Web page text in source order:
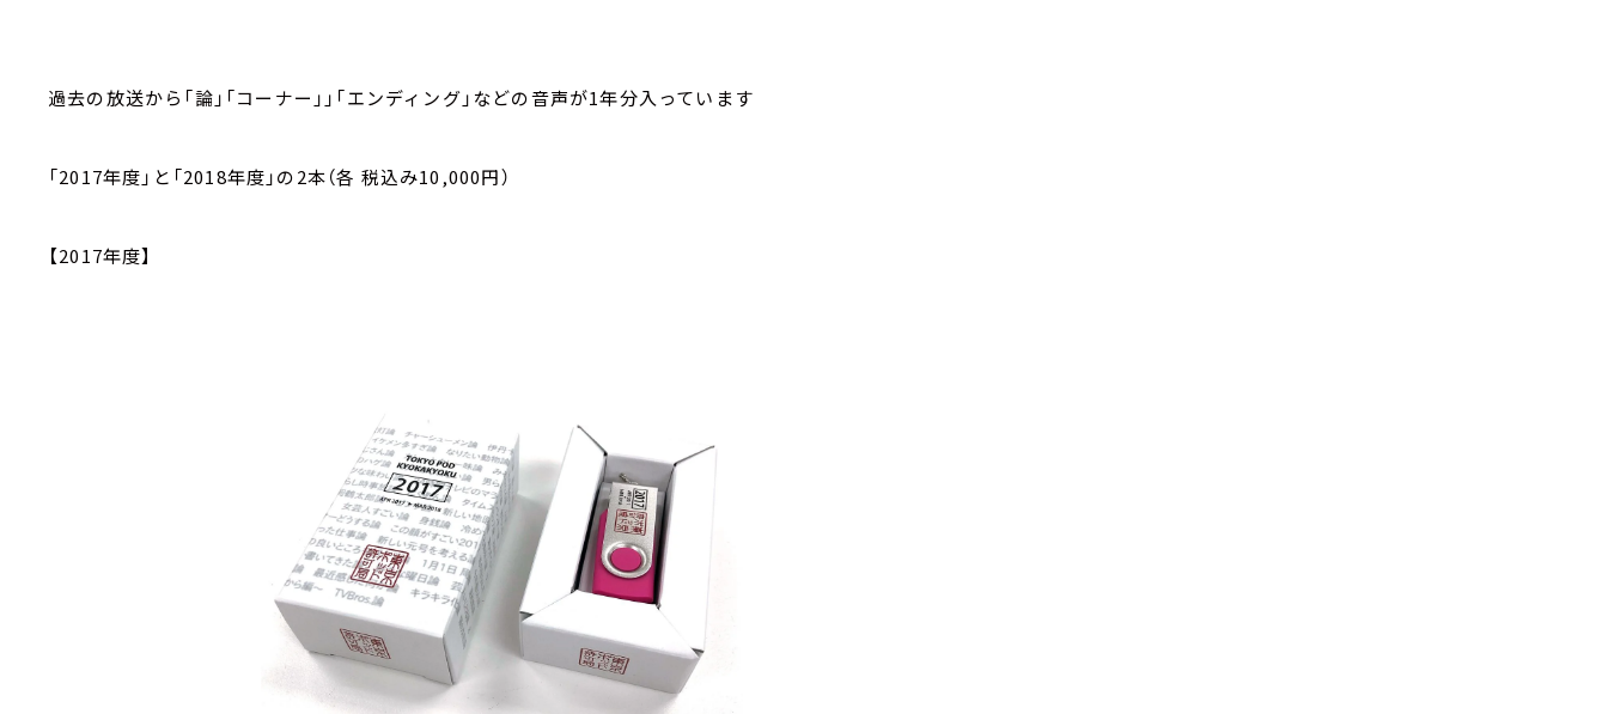
過去の放送から「論」「コーナー」」「エンディング」などの音声が1年分入っています
「2017年度」と「2018年度」の2本（各 税込み10 ,000円）
【2017年度】